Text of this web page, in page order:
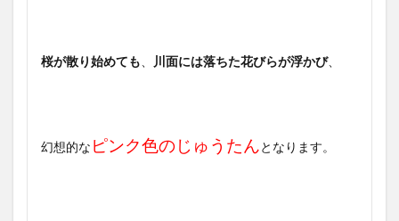
桜が散り始めても 川面には落ちた花びらが浮かび、
幻想的な ピンク色のじゅうたんとなります。